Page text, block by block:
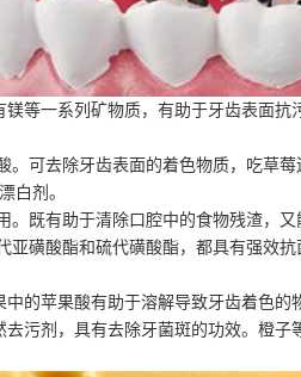
等一系列矿物质，有助于牙齿表面
去除牙齿表面的着色物质，吃草莓
白剂。
有助于清除口腔中的食物残渣，又
酯和硫代磺酸酯，都具有强效抗菌
的苹果酸有助于溶解导致牙齿着色的
污剂，具有去除牙菌斑的功效。橙